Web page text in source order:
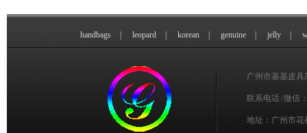
handbags leopard korean genuine jelly
广州市基基皮具
联系电话 / 微信
地址：广州市花